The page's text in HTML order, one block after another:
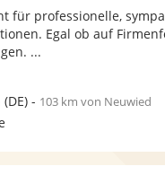
für professionelle,
Egal ob auf
...
(DE)- 103 km von Neuwied